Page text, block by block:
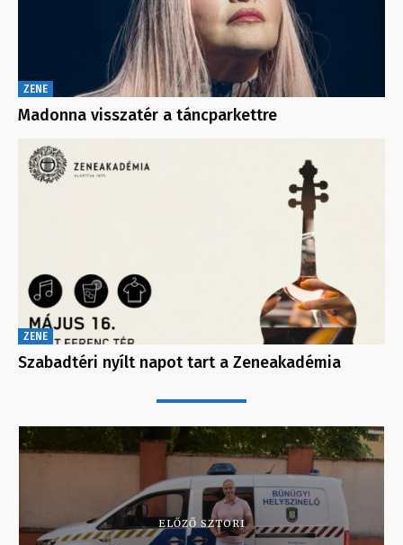
ZENE
Madonna visszatér a táncparkettre
ZENE
Szabadtéri nyílt napot tart a Zeneakadémia
ELŐZŐ SZTORI